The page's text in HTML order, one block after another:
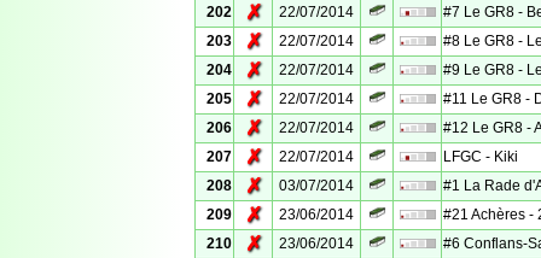
202
✗ 22/07/2014
#7 Le GR8 -
203
✗ 22/07/2014
#8 Le GR8 -
204
✗ 22/07/2014
#9 Le GR8 -
205
✗ 22/07/2014
#11 Le GR8 -
206
✗ 22/07/2014
#12 Le GR8 -
207
✗ 22/07/2014
LFGC - Kiki
208
✗ 03/07/2014
#1 La Rade
209
✗ 23/06/2014
#21 Achères -
210
✗ 23/06/2014
#6 Conflans-